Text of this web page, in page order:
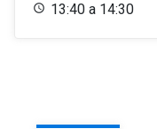
13:40 a 14:30